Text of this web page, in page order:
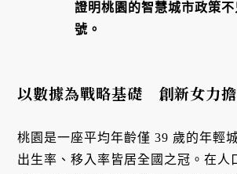
證明桃園的智慧城市政策不
號。
以數據為戰略基礎 創新女力
桃園是一座平均年齡僅 39 歲的年輕
出生率、移入率皆居全國之冠。在人